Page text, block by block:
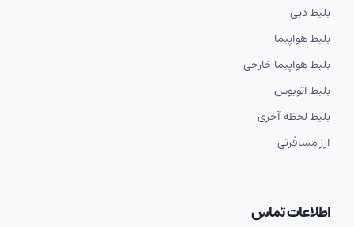
بلیط دبی
بلیط هواپیما
بلیط هواپیما خارجی
بلیط اتوبوس
بلیط لحظه آخری
ارز مسافرتی
اطلاعات تماس